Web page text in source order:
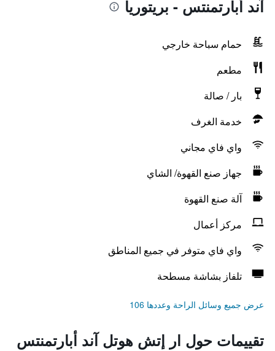
آند أبارتمنتس - بريتوريا
حمام سباحة خارجي
مطعم
بار / صالة
خدمة الغرف
واي فاي مجاني
جهاز صنع القهوة/ الشاي
آلة صنع القهوة
مركز أعمال
واي فاي متوفر في جميع المناطق
تلفاز بشاشة مسطحة
عرض جميع وسائل الراحة وعددها 106
تقييمات حول ار إتش هوتل آند أبارتمنتس